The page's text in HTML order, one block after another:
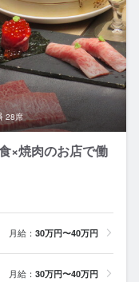
28席
×焼肉のお店で働
月給： 30万円〜40万円
月給： 30万円〜40万円